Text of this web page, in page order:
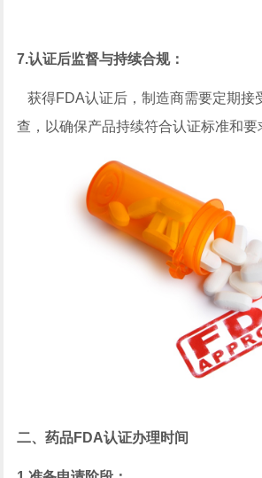
‌7.认证后监督与持续合规‌：
获得FDA认证后，制造商需要定期接
查，以确保产品持续符合认证标准和要
二、药品FDA认证办理时间